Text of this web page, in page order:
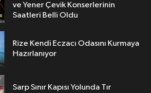
ve Yener Çevik Konserlerinin
Saatleri Belli Oldu
Rize Kendi Eczacı Odasını Kurmaya
Hazırlanıyor
Sarp Sınır Kapısı Yolunda Tır